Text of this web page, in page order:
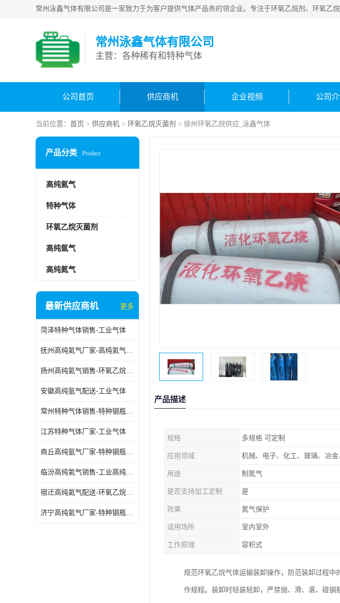
常州泳鑫气体有限公司
主营：各种稀有和特种气体
公司首页 供应商机 企业视频 公司
当前位置： 首页 > 供应商机 > 环氧乙烷灭菌剂 > 徐州环氧乙烷供应_泳鑫气体
产品分类 Product
高纯氦气
特种气体
环氧乙烷灭菌剂
高纯氩气
高纯氮气
最新供应商机 更多
菏泽特种气体销售-工业气体
抚州高纯氦气厂家-高纯氦气标准气体
扬州高纯氦气销售-环氧乙烷灭菌剂
安徽高纯氩气配送-工业气体
常州特种气体销售-特种钢瓶年检配件销售
江苏特种气体厂家-工业气体
商丘高纯氩气厂家-特种钢瓶年检配件销售
临汾高纯氦气销售-工业高纯氦气
宿迁高纯氦气配送-环氧乙烷灭菌剂
济宁高纯氦气厂家-特种钢瓶年检配件销售
产品描述
规格 多规格 可定制
应用领域
用途 制氮气
是否支持加工定制 是
效果 氮气保护
适用场所 室内室外
工作原理 容积式
规范环氧乙烷气体运输装卸操作，防范装卸过程
作规程。装卸时轻装轻卸，严禁抛、滑、滚、碰